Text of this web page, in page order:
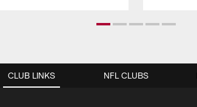
CLUB LINKS NFL CLUBS